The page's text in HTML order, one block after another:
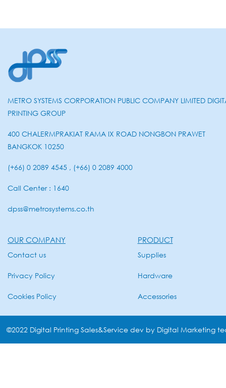
METRO SYSTEMS CORPORATION PUBLIC COMPANY LIMITED
PRINTING GROUP
400 CHALERMPRAKIAT RAMA IX ROAD NONGBON PRAWET
BANGKOK 10250
(+66) 0 2089 4545 , (+66) 0 2089 4000
Call Center : 1640
dpss@metrosystems.co.th
OUR COMPANY
Contact us
Privacy Policy
Cookies Policy
PRODUCT
Supplies
Hardware
Accessories
©2022 Digital Printing Sales&Service dev by Digital Marketing